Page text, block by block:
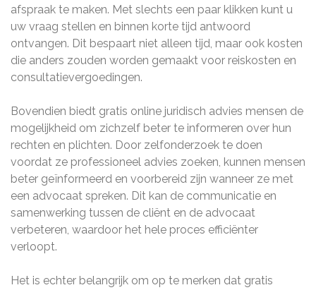
afspraak te maken. Met slechts een paar klikken kunt u
uw vraag stellen en binnen korte tijd antwoord
ontvangen. Dit bespaart niet alleen tijd, maar ook kosten
die anders zouden worden gemaakt voor reiskosten en
consultatievergoedingen.
Bovendien biedt gratis online juridisch advies mensen de
mogelijkheid om zichzelf beter te informeren over hun
rechten en plichten. Door zelfonderzoek te doen
voordat ze professioneel advies zoeken, kunnen mensen
beter geïnformeerd en voorbereid zijn wanneer ze met
een advocaat spreken. Dit kan de communicatie en
samenwerking tussen de cliënt en de advocaat
verbeteren, waardoor het hele proces efficiënter
verloopt.
Het is echter belangrijk om op te merken dat gratis